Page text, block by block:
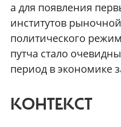
а для появления
институтов
политического
путча стало
период в экономике
КОНТЕКСТ